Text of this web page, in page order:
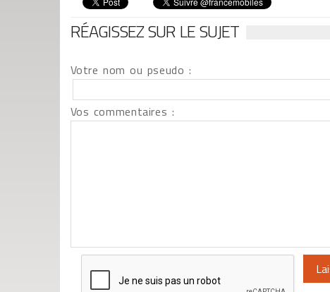
RÉAGISSEZ SUR LE SUJET
Votre nom ou pseudo :
Vos commentaires :